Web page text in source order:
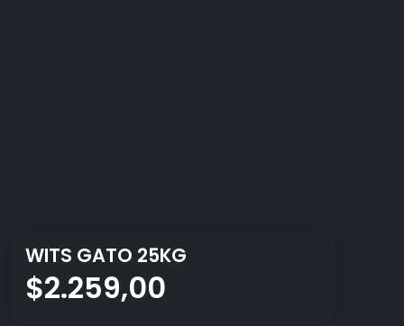
WITS GATO 25KG
$2.259,00